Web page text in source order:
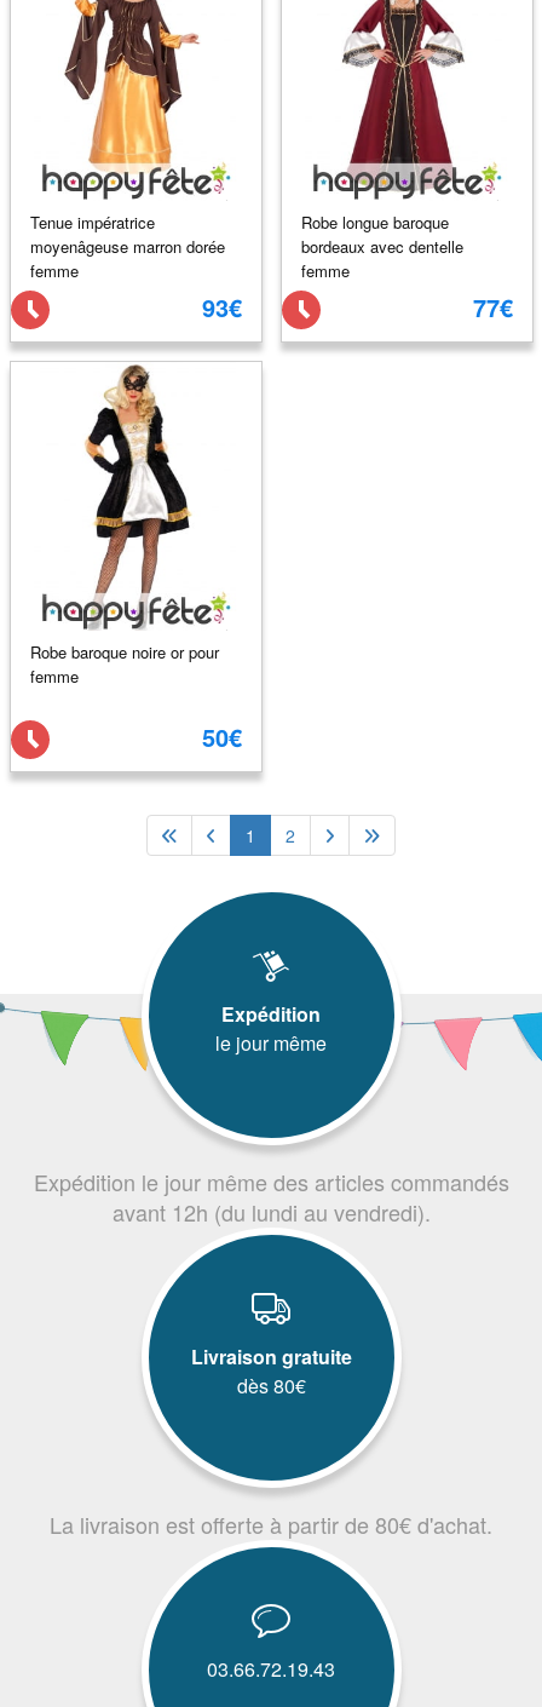
Tenue impératrice
moyenâgeuse marron dorée
femme
93€
Robe longue baroque
bordeaux avec dentelle
femme
77€
Robe baroque noire or pour
femme
50€
1 2
Expédition
le jour même
Expédition le jour même des articles commandés
avant 12h (du lundi au vendredi).
Livraison gratuite
dès 80€
La livraison est offerte à partir de 80€ d'achat.
03.66.72.19.43